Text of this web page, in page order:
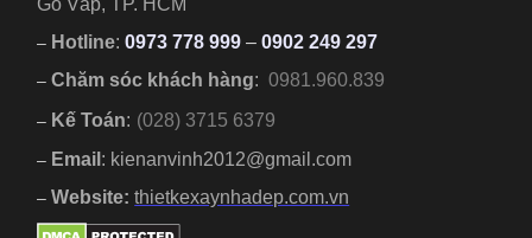
– Hotline: 0973 778 999 –0902 249 297
– Chăm sóc khách hàng: 0981.960.839
– Kế Toán: (028) 3715 6379
– Email : kienanvinh2012@gmail.com
– Website:thietkexaynhadep.com.vn